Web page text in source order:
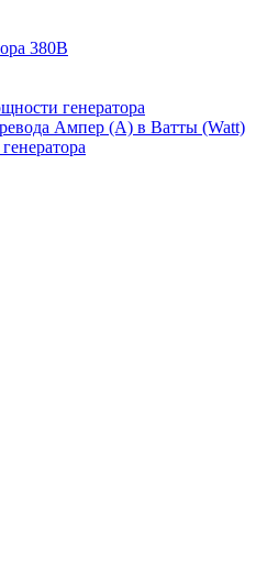
380В
генератора
Ампер (A) в Ватты (Watt)